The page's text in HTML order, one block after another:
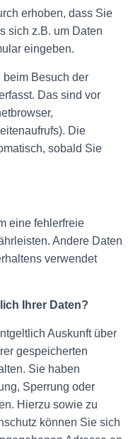
erhoben, dass Sie
sich z.B. um Daten
eingeben.
Besuch der
Das sind vor
Die
sobald Sie
eine fehlerfreie
Andere Daten
verwendet
Ihrer Daten?
Auskunft über
gespeicherten
Sie haben
Sperrung oder
Hierzu sowie zu
können Sie sich